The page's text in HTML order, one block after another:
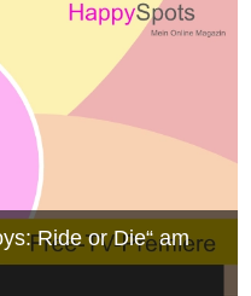
Ride or Die“ am